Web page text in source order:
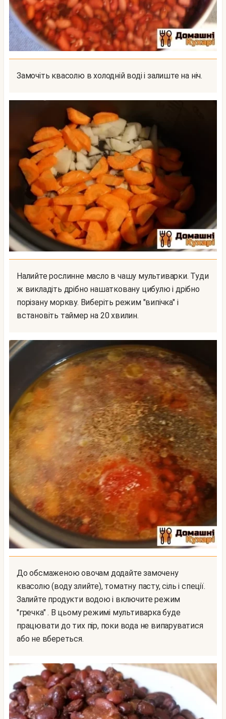
Замочіть квасолю в холодній воді і залиште на ніч.
Налийте рослинне масло в чашу мультиварки. Туди
ж викладіть дрібно нашатковану цибулю і дрібно
порізану моркву. Виберіть режим "випічка" і
встановіть таймер на 20 хвилин.
До обсмаженою овочам додайте замочену
квасолю (воду злийте), томатну пасту, сіль і спеції.
Залийте продукти водою і включите режим
"гречка" . В цьому режимі мультиварка буде
працювати до тих пір, поки вода не випаруватися
або не вбереться.